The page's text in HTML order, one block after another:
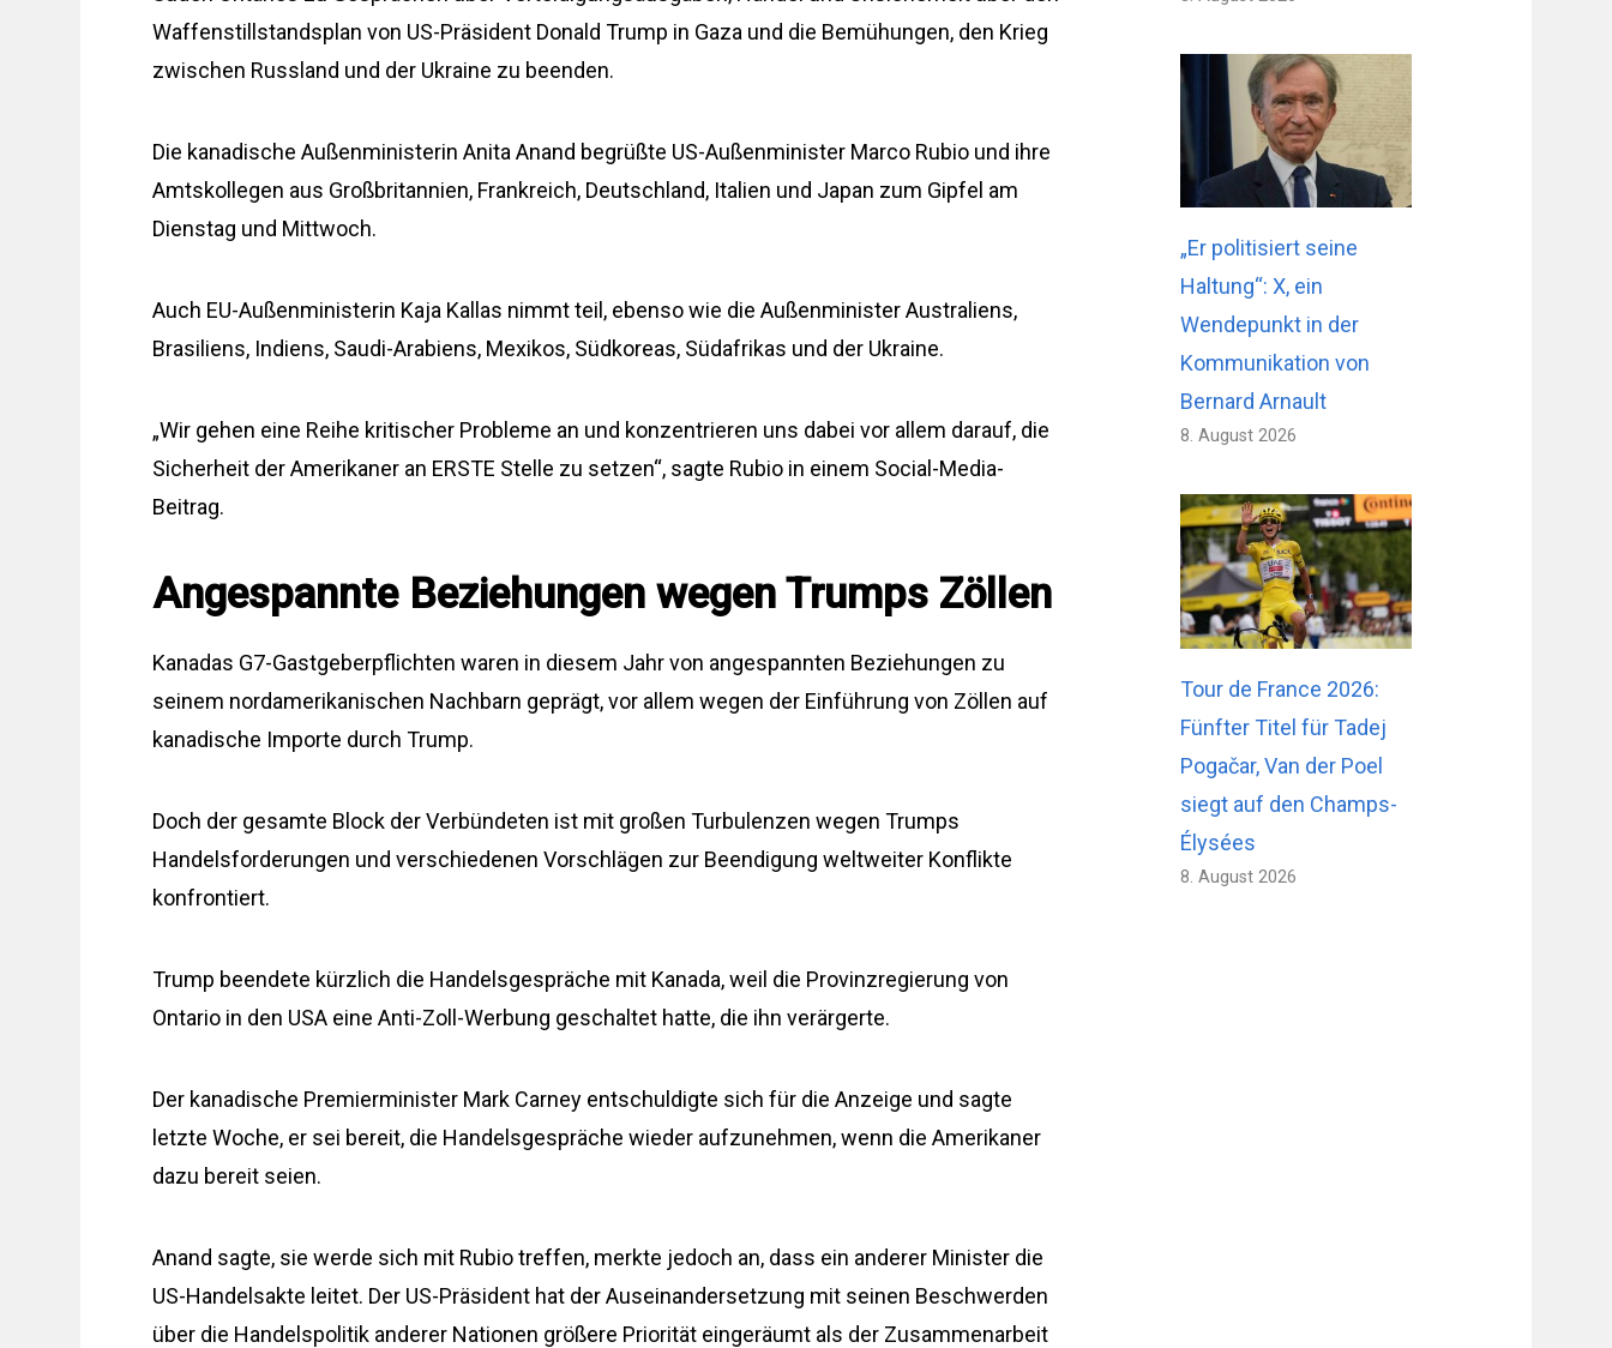
Waffenstillstandsplan von US-Präsident Donald Trump in Gaza und die Bemühungen, den Krieg
zwischen Russland und der Ukraine zu beenden.
Die kanadische Außenministerin Anita Anand begrüßte US-Außenminister Marco Rubio und ihre
Amtskollegen aus Großbritannien, Frankreich, Deutschland, Italien und Japan zum Gipfel am
Dienstag und Mittwoch.
Auch EU-Außenministerin Kaja Kallas nimmt teil, ebenso wie die Außenminister Australiens,
Brasiliens, Indiens, Saudi-Arabiens, Mexikos, Südkoreas, Südafrikas und der Ukraine.
„Wir gehen eine Reihe kritischer Probleme an und konzentrieren uns dabei vor allem darauf, die
Sicherheit der Amerikaner an ERSTE Stelle zu setzen“, sagte Rubio in einem Social-Media-
Beitrag.
Angespannte Beziehungen wegen Trumps Zöllen
Kanadas G7-Gastgeberpflichten waren in diesem Jahr von angespannten Beziehungen zu
seinem nordamerikanischen Nachbarn geprägt, vor allem wegen der Einführung von Zöllen auf
kanadische Importe durch Trump.
Doch der gesamte Block der Verbündeten ist mit großen Turbulenzen wegen Trumps
Handelsforderungen und verschiedenen Vorschlägen zur Beendigung weltweiter Konflikte
konfrontiert.
Trump beendete kürzlich die Handelsgespräche mit Kanada, weil die Provinzregierung von
Ontario in den USA eine Anti-Zoll-Werbung geschaltet hatte, die ihn verärgerte.
Der kanadische Premierminister Mark Carney entschuldigte sich für die Anzeige und sagte
letzte Woche, er sei bereit, die Handelsgespräche wieder aufzunehmen, wenn die Amerikaner
dazu bereit seien.
Anand sagte, sie werde sich mit Rubio treffen, merkte jedoch an, dass ein anderer Minister die
US-Handelsakte leitet. Der US-Präsident hat der Auseinandersetzung mit seinen Beschwerden
über die Handelspolitik anderer Nationen größere Priorität eingeräumt als der Zusammenarbeit
„Er politisiert seine
Haltung“: X, ein
Wendepunkt in der
Kommunikation von
Bernard Arnault
8. August 2026
Tour de France 2026:
Fünfter Titel für Tadej
Pogačar, Van der Poel
siegt auf den Champs-
Élysées
8. August 2026